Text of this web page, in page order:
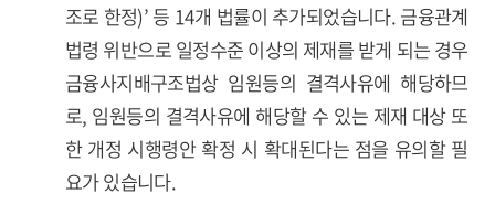
조로 한정)’ 등 14개 법률이 추가되었습니다. 금융관계
법령 위반으로 일정수준 이상의 제재를 받게 되는 경우
금융사지배구조법상 임원등의 결격사유에 해당하므
로, 임원등의 결격사유에 해당할 수 있는 제재 대상 또
한 개정 시행령안 확정 시 확대된다는 점을 유의할 필
요가 있습니다.